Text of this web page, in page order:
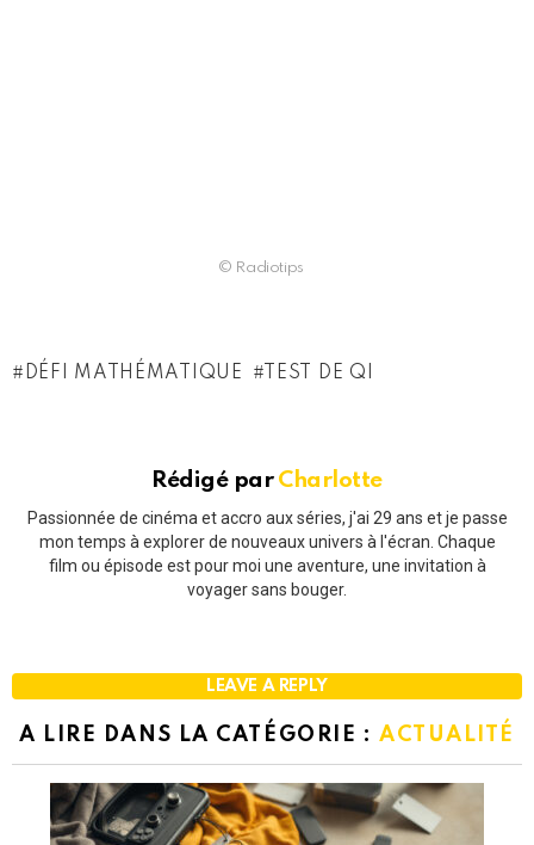
© Radiotips
DÉFI MATHÉMATIQUE TEST DE QI
Rédigé par Charlotte
Passionnée de cinéma et accro aux séries, j'ai 29 ans et je passe
mon temps à explorer de nouveaux univers à l'écran. Chaque
film ou épisode est pour moi une aventure, une invitation à
voyager sans bouger.
LEAVE A REPLY
A LIRE DANS LA CATÉGORIE : ACTUALITÉ